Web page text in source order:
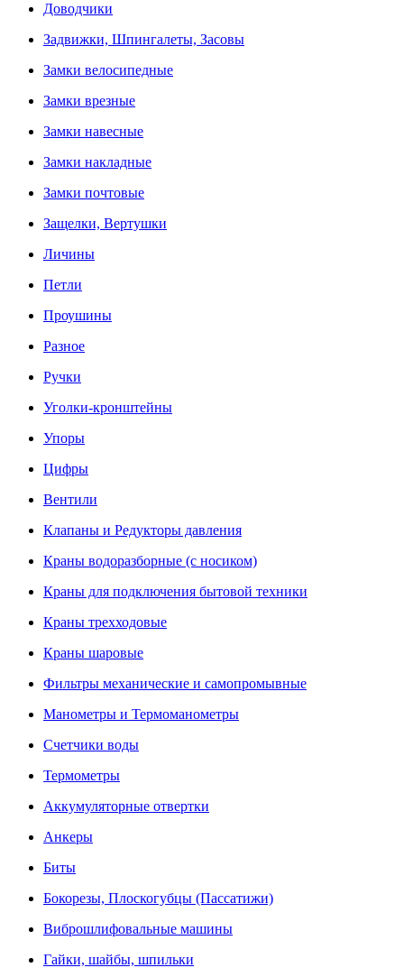
Доводчики
Задвижки, Шпингалеты, Засовы
Замки велосипедные
Замки врезные
Замки навесные
Замки накладные
Замки почтовые
Защелки, Вертушки
Личины
Петли
Проушины
Разное
Ручки
Уголки-кронштейны
Упоры
Цифры
Вентили
Клапаны и Редукторы давления
Краны водоразборные (с носиком)
Краны для подключения бытовой техники
Краны трехходовые
Краны шаровые
Фильтры механические и самопромывные
Манометры и Термоманометры
Счетчики воды
Термометры
Аккумуляторные отвертки
Анкеры
Биты
Бокорезы, Плоскогубцы (Пассатижи)
Виброшлифовальные машины
Гайки, шайбы, шпильки